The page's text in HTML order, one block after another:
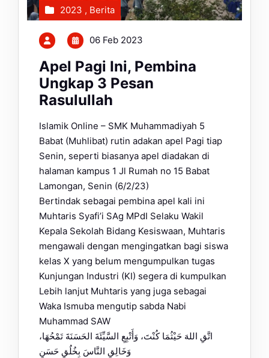
2023 , Berita
06 Feb 2023
Apel Pagi Ini, Pembina
Ungkap 3 Pesan
Rasulullah
Islamik Online – SMK Muhammadiyah 5
Babat (Muhlibat) rutin adakan apel Pagi tiap
Senin, seperti biasanya apel diadakan di
halaman kampus 1 Jl Rumah no 15 Babat
Lamongan, Senin (6/2/23)
Bertindak sebagai pembina apel kali ini
Muhtaris Syafi’i SAg MPdI Selaku Wakil
Kepala Sekolah Bidang Kesiswaan, Muhtaris
mengawali dengan mengingatkan bagi siswa
kelas X yang belum mengumpulkan tugas
Kunjungan Industri (KI) segera di kumpulkan
Lebih lanjut Muhtaris yang juga sebagai
Waka Ismuba mengutip sabda Nabi
Muhammad SAW
اتَّقِ اللهَ حَيْثُمَا كُنْتَ، وَأَتْبِعِ السَّيِّئَةَ الحَسَنَةَ تَمْحُهَا،
وَخَالِقِ النَّاسَ بِخُلُقٍ حَسَنٍ